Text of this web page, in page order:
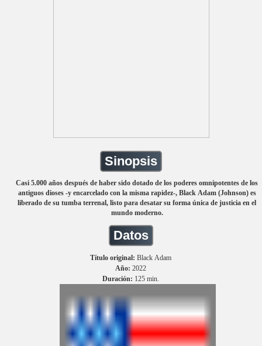
Sinopsis
Casi 5.000 años después de haber sido dotado de los poderes omnipotentes de los
antiguos dioses -y encarcelado con la misma rapidez-, Black Adam (Johnson) es
liberado de su tumba terrenal, listo para desatar su forma única de justicia en el
mundo moderno.
Datos
Título original: Black Adam
Año: 2022
Duración: 125 min.